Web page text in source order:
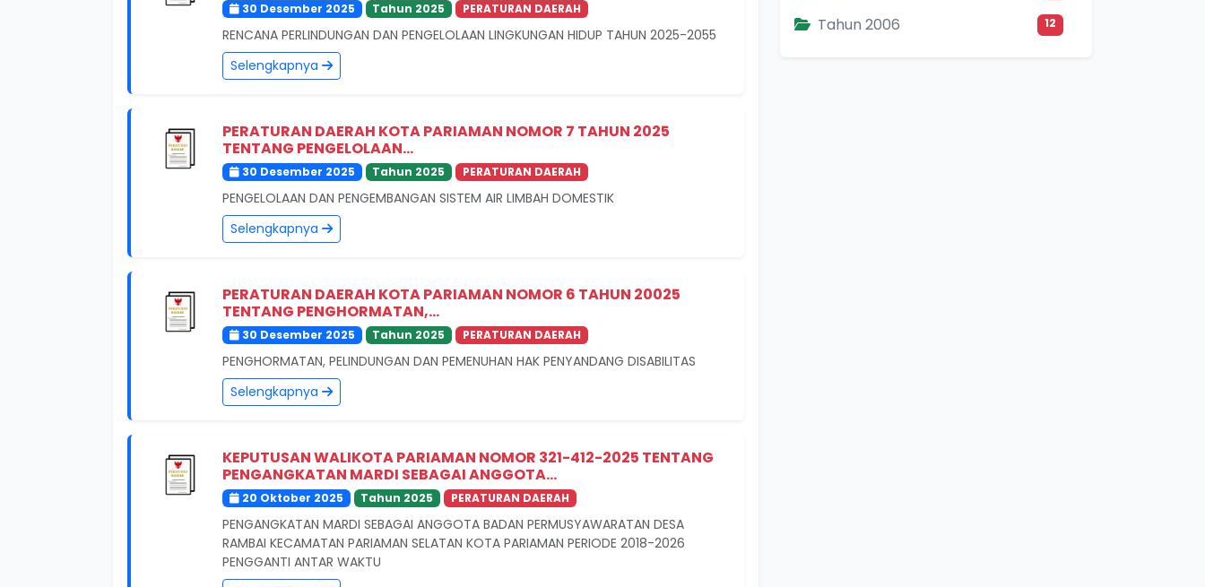
30 Desember 2025 Tahun 2025 PERATURAN DAERAH
RENCANA PERLINDUNGAN DAN PENGELOLAAN LINGKUNGAN HIDUP TAHUN 2025-2055
Selengkapnya
PERATURAN DAERAH KOTA PARIAMAN NOMOR 7 TAHUN 2025
TENTANG PENGELOLAAN...
30 Desember 2025 Tahun 2025 PERATURAN DAERAH
PENGELOLAAN DAN PENGEMBANGAN SISTEM AIR LIMBAH DOMESTIK
Selengkapnya
PERATURAN DAERAH KOTA PARIAMAN NOMOR 6 TAHUN 20025
TENTANG PENGHORMATAN,...
30 Desember 2025 Tahun 2025 PERATURAN DAERAH
PENGHORMATAN, PELINDUNGAN DAN PEMENUHAN HAK PENYANDANG DISABILITAS
Selengkapnya
KEPUTUSAN WALIKOTA PARIAMAN NOMOR 321-412-2025 TENTANG
PENGANGKATAN MARDI SEBAGAI ANGGOTA...
20 Oktober 2025 Tahun 2025 PERATURAN DAERAH
PENGANGKATAN MARDI SEBAGAI ANGGOTA BADAN PERMUSYAWARATAN DESA
RAMBAI KECAMATAN PARIAMAN SELATAN KOTA PARIAMAN PERIODE 2018-2026
PENGGANTI ANTAR WAKTU
Tahun 2006 12